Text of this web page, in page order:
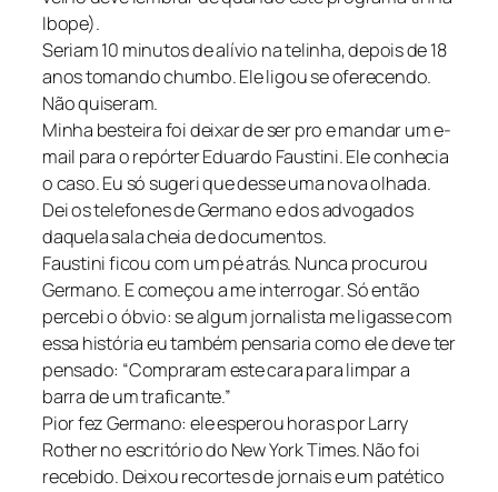
Ibope).
Seriam 10 minutos de alívio na telinha, depois de 18
anos tomando chumbo. Ele ligou se oferecendo.
Não quiseram.
Minha besteira foi deixar de ser pro e mandar um e-
mail para o repórter Eduardo Faustini. Ele conhecia
o caso. Eu só sugeri que desse uma nova olhada.
Dei os telefones de Germano e dos advogados
daquela sala cheia de documentos.
Faustini ficou com um pé atrás. Nunca procurou
Germano. E começou a me interrogar. Só então
percebi o óbvio: se algum jornalista me ligasse com
essa história eu também pensaria como ele deve ter
pensado: “Compraram este cara para limpar a
barra de um traficante.”
Pior fez Germano: ele esperou horas por Larry
Rother no escritório do New York Times. Não foi
recebido. Deixou recortes de jornais e um patético